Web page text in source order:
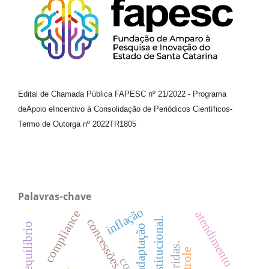
Edital de Chamada Pública FAPESC nº 21/2022 - Programa
deApoio e Incentivo à Consolidação de Periódicos Científicos-
Termo de Outorga nº 2022TR1805
Palavras-chave
concessões
compliance adaptação atendimento
inflação